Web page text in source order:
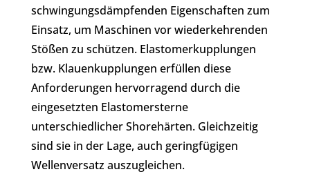
schwingungsdämpfenden Eigenschaften zum
Einsatz, um Maschinen vor wiederkehrenden
Stößen zu schützen. Elastomerkupplungen
bzw. Klauenkupplungen erfüllen diese
Anforderungen hervorragend durch die
eingesetzten Elastomersterne
unterschiedlicher Shorehärten. Gleichzeitig
sind sie in der Lage, auch geringfügigen
Wellenversatz auszugleichen.